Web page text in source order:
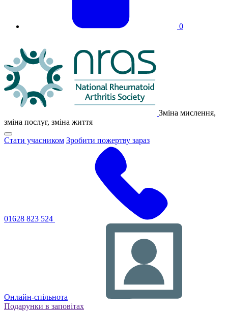
0
Зміна мислення,
зміна послуг, зміна життя
Натисніть,
щоб
Стати учасником Зробити пожертву зараз
01628 823 524
Онлайн-спільнота
Подарунки в заповітах